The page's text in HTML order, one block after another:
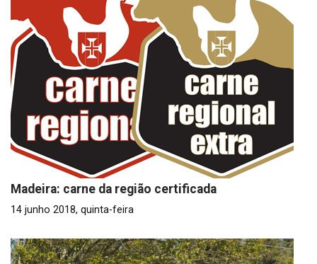
Madeira: carne da região certificada
14 junho 2018, quinta-feira